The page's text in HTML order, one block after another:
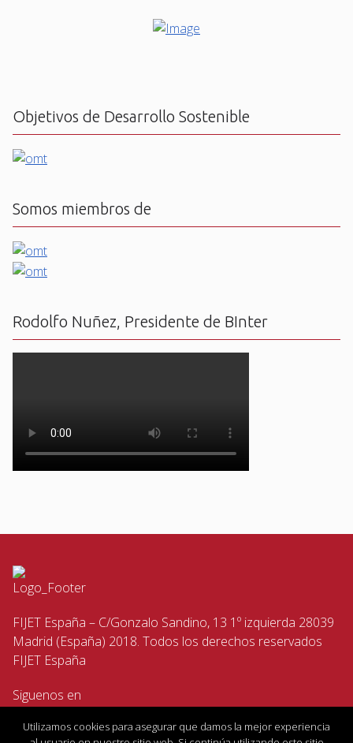
Objetivos de Desarrollo Sostenible
Somos miembros de
Rodolfo Nuñez, Presidente de BInter
FIJET España – C/Gonzalo Sandino, 13 1º izquierda 28039
Madrid (España) 2018. Todos los derechos reservados
FIJET España
Siguenos en
Utilizamos cookies para asegurar que damos la mejor experiencia